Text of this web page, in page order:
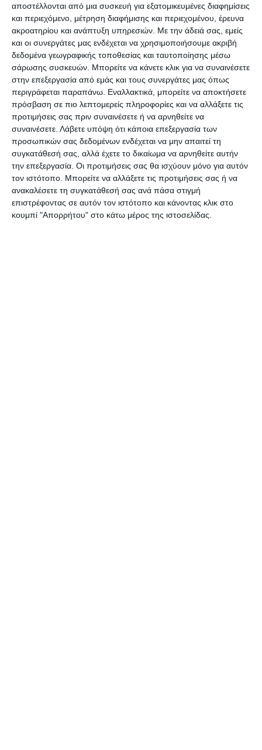
αποστέλλονται από μια συσκευή για εξατομικευμένες διαφημίσεις
και περιεχόμενο, μέτρηση διαφήμισης και περιεχομένου, έρευνα
ακροατηρίου και ανάπτυξη υπηρεσιών. Με την άδειά σας, εμείς
και οι συνεργάτες μας ενδέχεται να χρησιμοποιήσουμε ακριβή
δεδομένα γεωγραφικής τοποθεσίας και ταυτοποίησης μέσω
σάρωσης συσκευών. Μπορείτε να κάνετε κλικ για να συναινέσετε
στην επεξεργασία από εμάς και τους συνεργάτες μας όπως
περιγράφεται παραπάνω. Εναλλακτικά, μπορείτε να αποκτήσετε
πρόσβαση σε πιο λεπτομερείς πληροφορίες και να αλλάξετε τις
προτιμήσεις σας πριν συναινέσετε ή να αρνηθείτε να
συναινέσετε. Λάβετε υπόψη ότι κάποια επεξεργασία των
προσωπικών σας δεδομένων ενδέχεται να μην απαιτεί τη
συγκατάθεσή σας, αλλά έχετε το δικαίωμα να αρνηθείτε αυτήν
την επεξεργασία. Οι προτιμήσεις σας θα ισχύουν μόνο για αυτόν
τον ιστότοπο. Μπορείτε να αλλάξετε τις προτιμήσεις σας ή να
ανακαλέσετε τη συγκατάθεσή σας ανά πάσα στιγμή
επιστρέφοντας σε αυτόν τον ιστότοπο και κάνοντας κλικ στο
κουμπί "Απορρήτου" στο κάτω μέρος της ιστοσελίδας.
Καιρός: Αραιές νεφώσεις που βαθμιαία θα
πυκνώσουν και στην ήπειρο θα σημειωθούν
τοπικές βροχές ή όμβροι. Τοπικά περιορισμένη
ορατότητα τις πρωινές ώρες.
Άνεμοι: Από ανατολικές διευθύνσεις 3-4 μποφόρ
και από το απόγευμα ανατολικοί στο Ιόνιο 5 και
τοπικά 6 μποφόρ.
Θερμοκρασία: Από 08 έως 22 βαθμούς Κέλσιου.
Θεσσαλία, ανατολική Στέρεα, Εύβοια,
ανατολική Πελοπόννησος